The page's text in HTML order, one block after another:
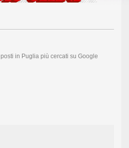
I posti in Puglia più cercati su Google